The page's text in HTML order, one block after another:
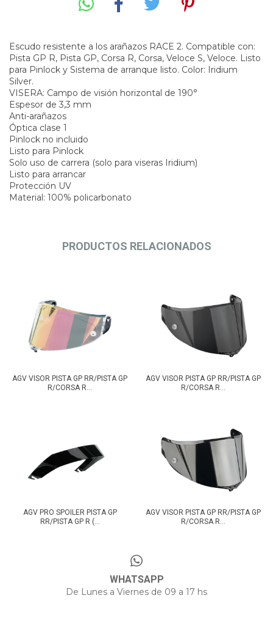
Escudo resistente a los arañazos RACE 2. Compatible con:
Pista GP R, Pista GP, Corsa R, Corsa, Veloce S, Veloce. Listo
para Pinlock y Sistema de arranque listo. Color: Iridium
Silver.
VISERA: Campo de visión horizontal de 190°
Espesor de 3,3 mm
Anti-arañazos
Óptica clase 1
Pinlock no incluido
Listo para Pinlock
Solo uso de carrera (solo para viseras Iridium)
Listo para arrancar
Protección UV
Material: 100% policarbonato
PRODUCTOS RELACIONADOS
AGV VISOR PISTA GP RR/PISTA GP
R/CORSA R...
AGV VISOR PISTA GP RR/PISTA GP
R/CORSA R...
AGV PRO SPOILER PISTA GP
RR/PISTA GP R (...
AGV VISOR PISTA GP RR/PISTA GP
R/CORSA R...
WHATSAPP
De Lunes a Viernes de 09 a 17 hs